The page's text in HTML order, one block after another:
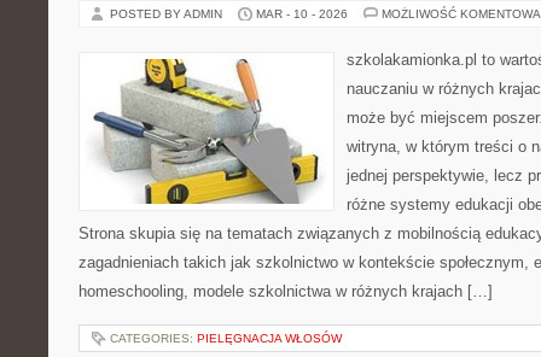
POSTED BY ADMIN MAR - 10 - 2026 MOŻLIWOŚĆ
szkolakamionka.pl to
nauczaniu w różnych
może być miejscem
witryna, w którym treści o
jednej perspektywie, lecz
różne systemy edukacji
Strona skupia się na tematach związanych z mobilnością
zagadnieniach takich jak szkolnictwo w kontekście społecznym,
homeschooling, modele szkolnictwa w różnych krajach […]
CATEGORIES: PIELĘGNACJA WŁOSÓW